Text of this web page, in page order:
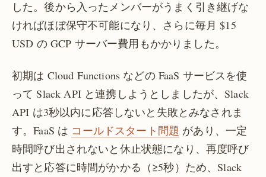
した。後から入ったメンバーがうまく引き継げな
ければほぼ保守不可能になり、さらに毎月 $15
USD の GCP サーバー費用もかかりました。
初期は Cloud Functions などの FaaS サービスを使
って Slack API と連携しようとしましたが、Slack
API は3秒以内に応答しないと失敗とみなされま
す。FaaS は コールドスタート問題 があり、一定
時間呼び出されないと休止状態になり、再度呼び
出すと応答に時間がかかる（≥5秒）ため、Slack